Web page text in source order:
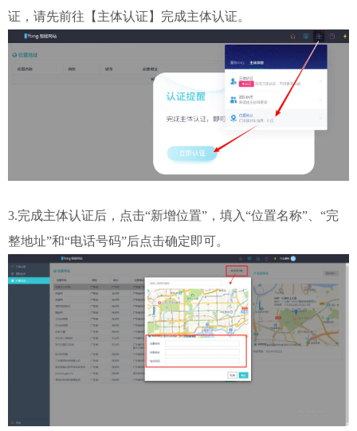
证，请先前往【主体认证】完成主体认证。
3.完成主体认证后，点击“新增位置”，填入“位置名称”、“完
整地址”和“电话号码”后点击确定即可。